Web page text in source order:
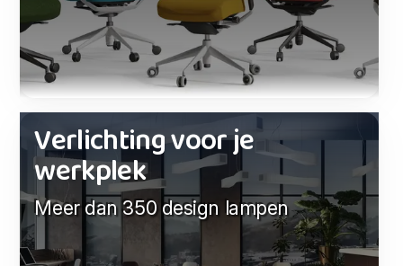
Verlichting voor je
werkplek
Meer dan 350 design lampen